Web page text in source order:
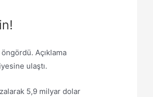
Açıklama
ulaştı.
5,9 milyar dolar